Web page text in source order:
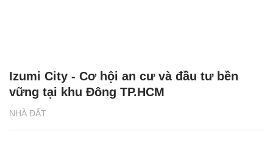
NHÀ ĐẤT
Izumi City - Cơ hội an cư và đầu tư bền
vững tại khu Đông TP.HCM